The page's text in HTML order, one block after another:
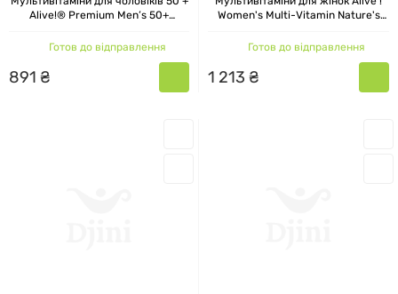
Alive!® Premium Men’s 50+
75 жувальних цукерок
Готов до відправлення
891 ₴
Women's Multi-Vitamin Nature's
Готов до відправлення
1 213 ₴